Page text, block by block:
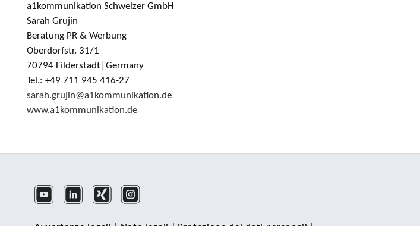
a1kommunikation Schweizer GmbH
Sarah Grujin
Beratung PR & Werbung
Oberdorfstr. 31/1
70794 Filderstadt│Germany
Tel.: +49 711 945 416-27
sarah.grujin@a1kommunikation.de
www.a1kommunikation.de